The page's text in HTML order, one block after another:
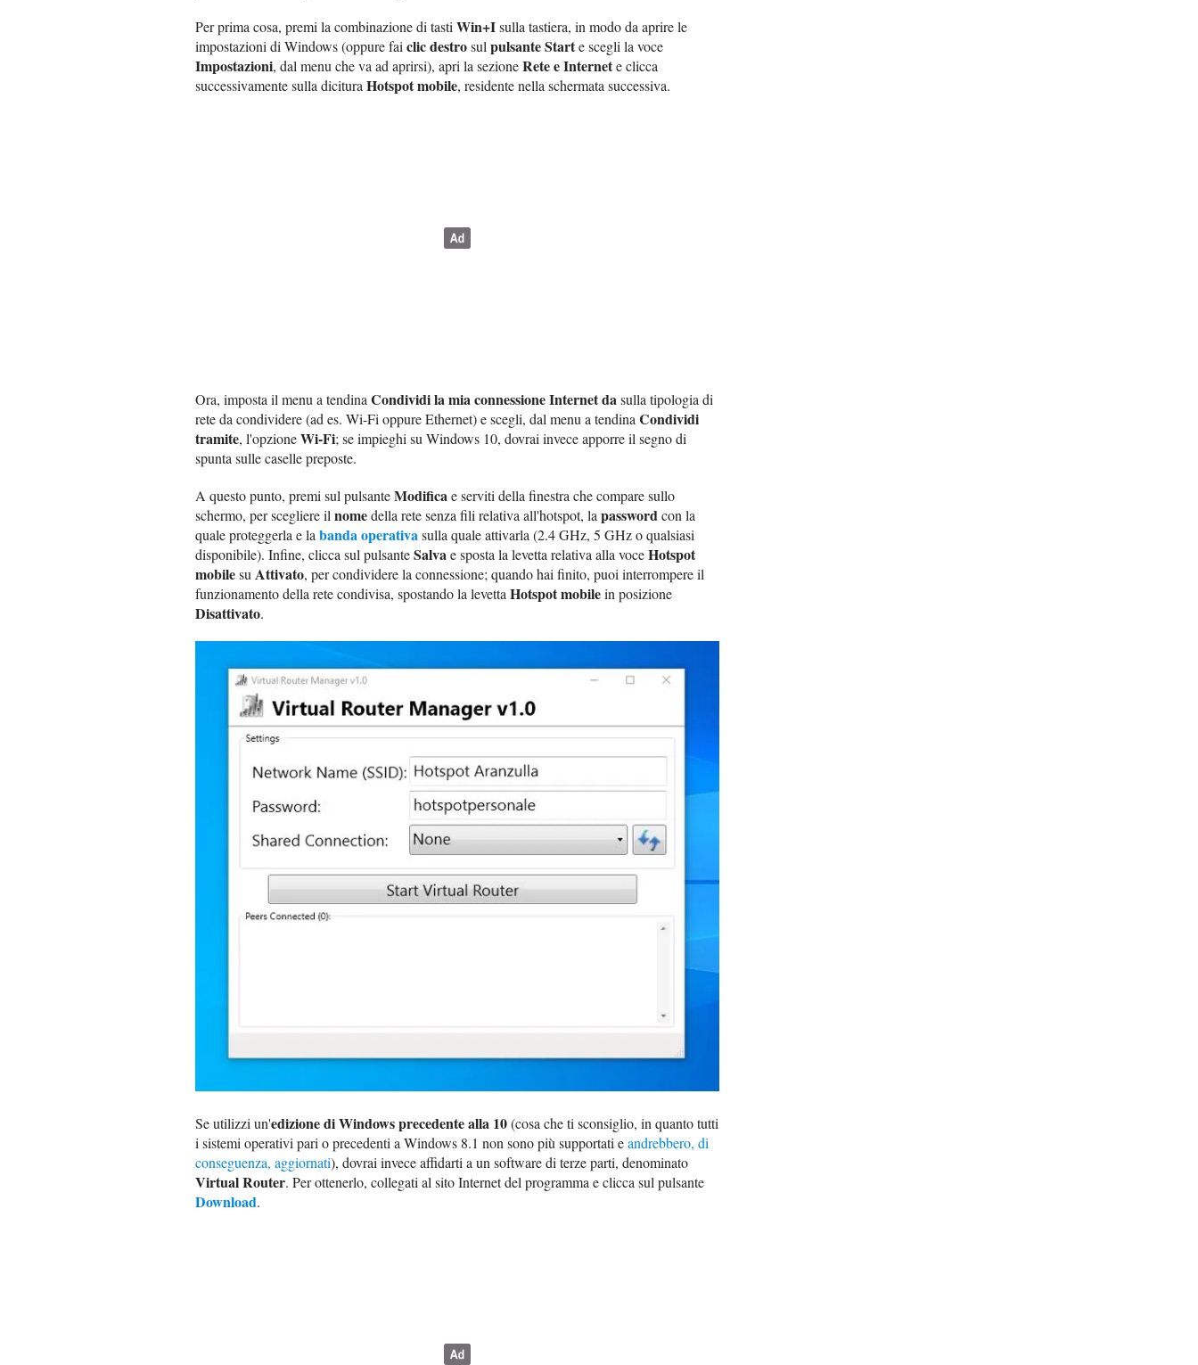
Per prima cosa, premi la combinazione di tasti Win+Isulla tastiera, in modo da aprire le
impostazioni di Windows (oppure fai clic destrosul pulsante Starte scegli la voce
Impostazioni, dal menu che va ad aprirsi), apri la sezioneRete e Internete clicca
successivamente sulla dicitura Hotspot mobile, residente nella schermata successiva.
Ora, imposta il menu a tendina Condividi la mia connessione Internet dasulla tipologia di
rete da condividere (ad es. Wi-Fi oppure Ethernet) e scegli, dal menu a tendina Condividi
tramite, l'opzioneWi-Fi; se impieghi su Windows 10, dovrai invece apporre il segno di
spunta sulle caselle preposte.
A questo punto, premi sul pulsanteModificae serviti della finestra che compare sullo
schermo, per scegliere il nomedella rete senza fili relativa all'hotspot, la passwordcon la
quale proteggerla e la banda operativasulla quale attivarla (2.4 GHz, 5 GHz o qualsiasi
disponibile). Infine, clicca sul pulsanteSalvae sposta la levetta relativa alla voceHotspot
mobilesu Attivato, per condividere la connessione; quando hai finito, puoi interrompere il
funzionamento della rete condivisa, spostando la levetta Hotspot mobilein posizione
Disattivato.
Se utilizzi un'edizione di Windows precedente alla 10(cosa che ti sconsiglio, in quanto tutti
i sistemi operativi pari o precedenti a Windows 8.1 non sono più supportati eandrebbero, di
conseguenza, aggiornati), dovrai invece affidarti a un software di terze parti, denominato
Virtual Router. Per ottenerlo, collegati al sito Internet del programma e clicca sul pulsante
Download.